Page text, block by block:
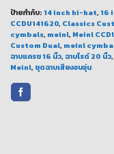
ป้ายกำกับ:14 inch hi-hat,16
CCDU141620, Classics
cymbals, meinl, Meinl
Custom Dual, meinl
ฉาบแครช 16 นิ้ว, ฉาบไรด์ 20 นิ้ว,
Meinl, ชุดฉาบเสียงอบอุ่น